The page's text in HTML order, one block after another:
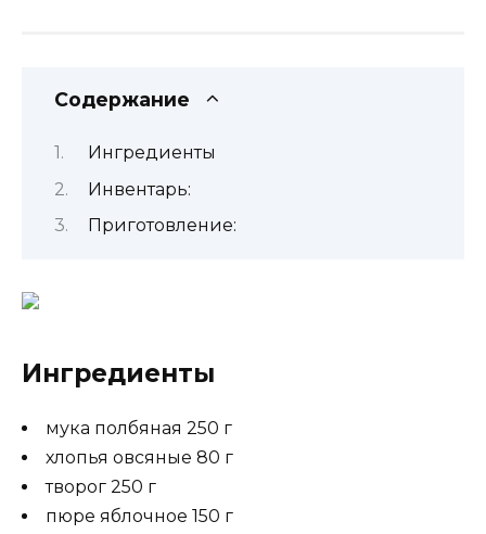
Содержание
Ингредиенты
Инвентарь:
Приготовление:
Ингредиенты
мука полбяная 250 г
хлопья овсяные 80 г
творог 250 г
пюре яблочное 150 г